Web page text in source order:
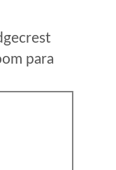
para